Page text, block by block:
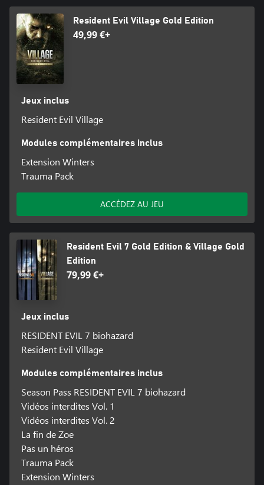
Resident Evil Village Gold Edition
49,99 €+
Jeux inclus
Resident Evil Village
Modules complémentaires inclus
Extension Winters
Trauma Pack
ACCÉDEZ AU JEU
Resident Evil 7 Gold Edition & Village Gold
Edition
79,99 €+
Jeux inclus
RESIDENT EVIL 7 biohazard
Resident Evil Village
Modules complémentaires inclus
Season Pass RESIDENT EVIL 7 biohazard
Vidéos interdites Vol. 1
Vidéos interdites Vol. 2
La fin de Zoe
Pas un héros
Trauma Pack
Extension Winters